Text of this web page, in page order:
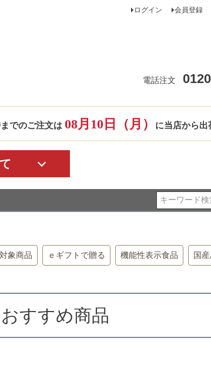
ログイン 会員登録
電話注文
でのご注文は 08月10日（月） に当店から出
象商品 ｅギフトで贈る 機能性表示食品 国
すすめ商品